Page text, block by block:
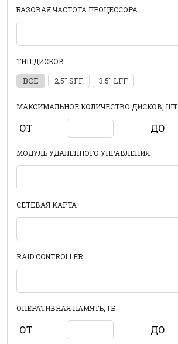
БАЗОВАЯ ЧАСТОТА ПРОЦЕССОРА
ТИП ДИСКОВ
ВСЕ 2.5" SFF 3.5" LFF
МАКСИМАЛЬНОЕ КОЛИЧЕСТВО ДИСКОВ, ШТ.
ОТ ДО
МОДУЛЬ УДАЛЕННОГО УПРАВЛЕНИЯ
СЕТЕВАЯ КАРТА
RAID CONTROLLER
ОПЕРАТИВНАЯ ПАМЯТЬ, ГБ
ОТ ДО